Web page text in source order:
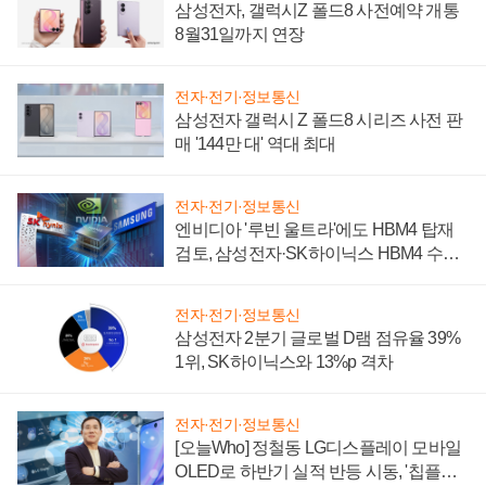
삼성전자, 갤럭시Z 폴드8 사전예약 개통
8월31일까지 연장
전자·전기·정보통신
삼성전자 갤럭시 Z 폴드8 시리즈 사전 판
매 '144만 대' 역대 최대
전자·전기·정보통신
엔비디아 '루빈 울트라'에도 HBM4 탑재
검토, 삼성전자·SK하이닉스 HBM4 수율
전자·전기·정보통신
삼성전자 2분기 글로벌 D램 점유율 39%
1위, SK하이닉스와 13%p 격차
전자·전기·정보통신
[오늘Who] 정철동 LG디스플레이 모바일
OLED로 하반기 실적 반등 시동, '칩플레